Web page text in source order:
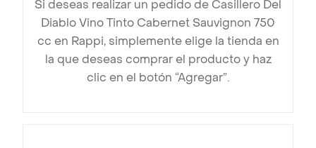
Si deseas realizar un pedido de Casillero Del
Diablo Vino Tinto Cabernet Sauvignon 750
cc en Rappi, simplemente elige la tienda en
la que deseas comprar el producto y haz
clic en el botón “Agregar”.